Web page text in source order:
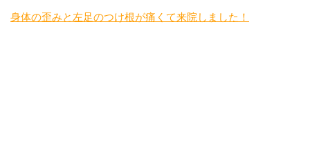
身体の歪みと左足のつけ根が痛くて来院しました！